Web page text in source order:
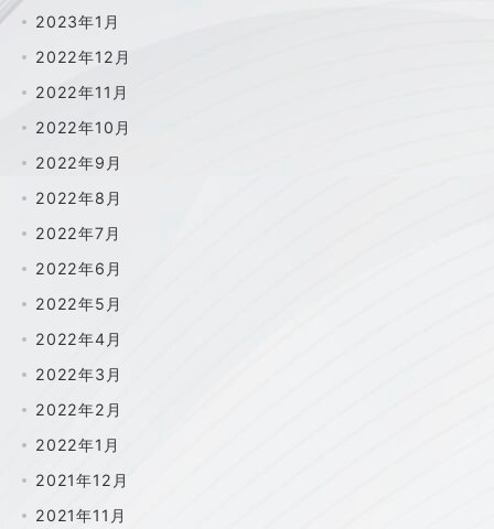
2023年1月
2022年12月
2022年11月
2022年10月
2022年9月
2022年8月
2022年7月
2022年6月
2022年5月
2022年4月
2022年3月
2022年2月
2022年1月
2021年12月
2021年11月